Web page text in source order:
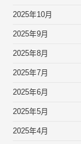
2025年10月
2025年9月
2025年8月
2025年7月
2025年6月
2025年5月
2025年4月